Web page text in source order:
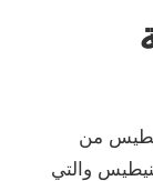
من
والتي